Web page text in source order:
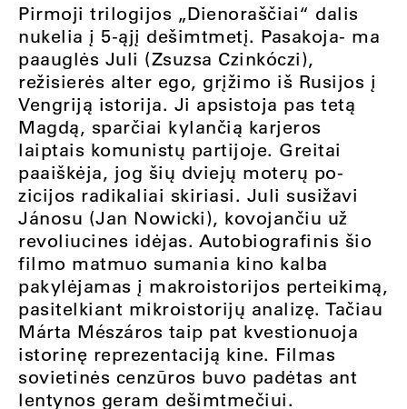
Pirmoji trilogijos „Dienoraščiai“ dalis
nukelia į 5-ąjį dešimtmetį. Pasakoja- ma
paauglės Juli (Zsuzsa Czinkóczi),
režisierės alter ego, grįžimo iš Rusijos į
Vengriją istorija. Ji apsistoja pas tetą
Magdą, sparčiai kylančią karjeros
laiptais komunistų partijoje. Greitai
paaiškėja, jog šių dviejų moterų po-
zicijos radikaliai skiriasi. Juli susižavi
Jánosu (Jan Nowicki), kovojančiu už
revoliucines idėjas. Autobiografinis šio
filmo matmuo sumania kino kalba
pakylėjamas į makroistorijos perteikimą,
pasitelkiant mikroistorijų analizę. Tačiau
Márta Mészáros taip pat kvestionuoja
istorinę reprezentaciją kine. Filmas
sovietinės cenzūros buvo padėtas ant
lentynos geram dešimtmečiui.